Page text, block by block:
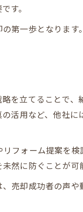
す。
第一歩となります
を立てることで、
活用など、他社に
フォーム提案を検
然に防ぐことが可
売却成功者の声や